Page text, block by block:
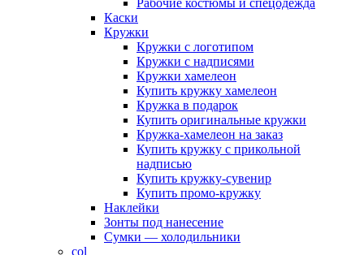
Рабочие костюмы и спецодежда
Каски
Кружки
Кружки с логотипом
Кружки с надписями
Кружки хамелеон
Купить кружку хамелеон
Кружка в подарок
Купить оригинальные кружки
Кружка-хамелеон на заказ
Купить кружку с прикольной
надписью
Купить кружку-сувенир
Купить промо-кружку
Наклейки
Зонты под нанесение
Сумки — холодильники
col